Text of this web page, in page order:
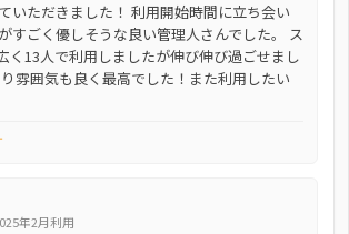
いただきました！ 利用開始時間に立ち会い
すごく優しそうな良い管理人さんでした。 ス
く13人で利用しましたが伸び伸び過ごせまし
雰囲気も良く最高でした！また利用したい
年2月利用